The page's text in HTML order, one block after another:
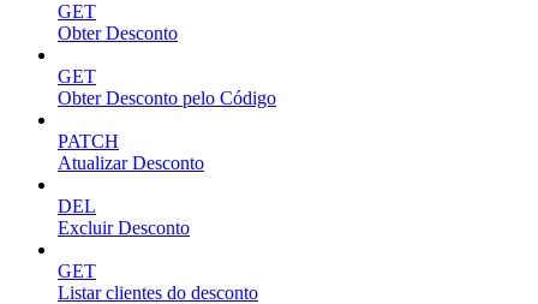
GET
Obter Desconto
GET
Obter Desconto pelo Código
PATCH
Atualizar Desconto
DEL
Excluir Desconto
GET
Listar clientes do desconto